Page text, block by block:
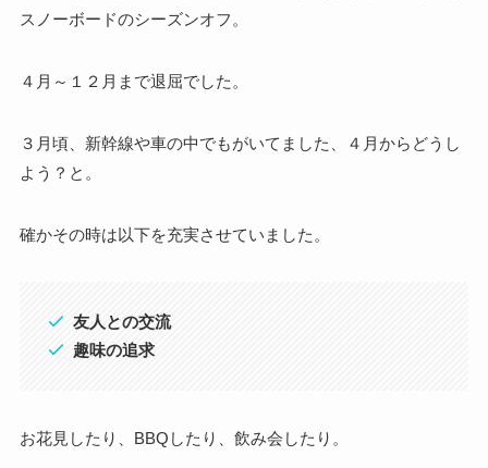
スノーボードのシーズンオフ。
４月～１２月まで退屈でした。
３月頃、新幹線や車の中でもがいてました、４月からどうし
よう？と。
確かその時は以下を充実させていました。
友人との交流
趣味の追求
お花見したり、BBQしたり、飲み会したり。